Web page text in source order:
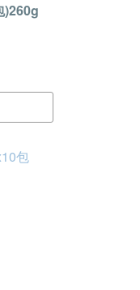
)260g